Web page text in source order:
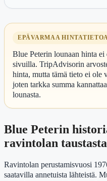
EPÄVARMAA HINTATIETOA
Blue Peterin lounaan hinta
sivuilla. TripAdvisorin
hinta, mutta tämä tieto ei
joten tarkka summa
lounasta.
Blue Peterin
ravintolan
Ravintolan perustamisvuosi
saatavilla annetuista lähteistä.